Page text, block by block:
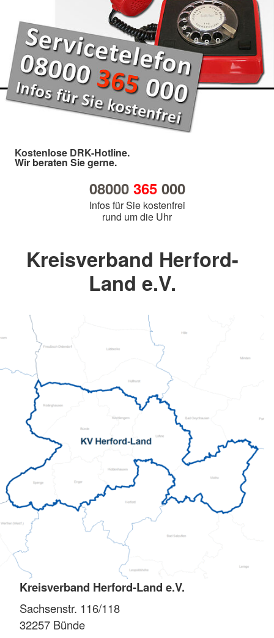
Kostenlose DRK-Hotline.
Wir beraten Sie gerne.
08000 365000
Infos für Sie kostenfrei
rund um die Uhr
Kreisverband Herford-
Land e.V.
Kreisverband Herford-Land e.V.
Sachsenstr. 116/118
32257 Bünde